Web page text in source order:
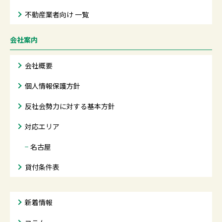
不動産業者向け 一覧
会社案内
会社概要
個人情報保護方針
反社会勢力に対する基本方針
対応エリア
− 名古屋
貸付条件表
新着情報